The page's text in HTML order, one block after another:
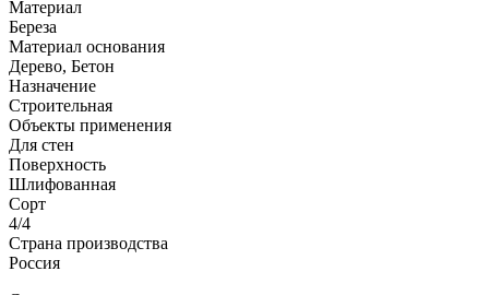
Материал
Береза
Материал основания
Дерево, Бетон
Назначение
Строительная
Объекты применения
Для стен
Поверхность
Шлифованная
Сорт
4/4
Страна производства
Россия